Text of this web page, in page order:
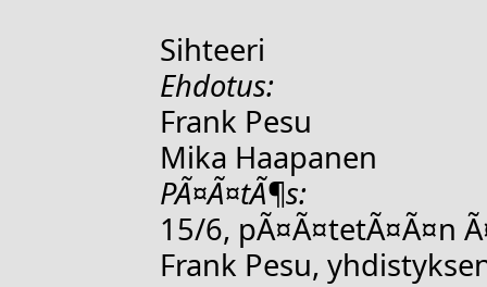
Sihteeri
Ehdotus:
Frank Pesu
Mika Haapanen
PÃ¤Ã¤tÃ¶s:
15/6, pÃ¤Ã¤tetÃ¤Ã¤n
Frank Pesu,